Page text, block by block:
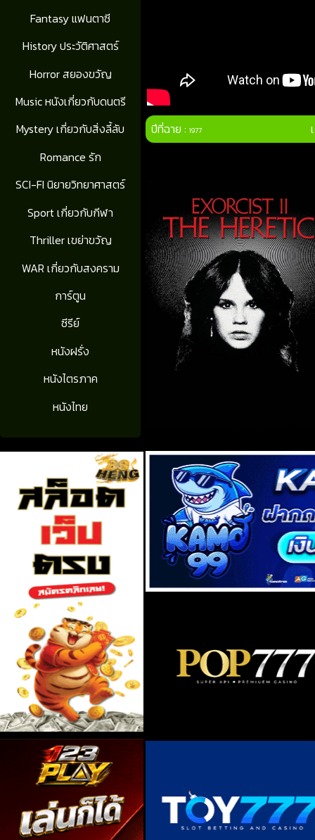
Fantasy แฟนตาซี
History ประวัติศาสตร์
Horror สยองขวัญ
Music หนังเกี่ยวกับดนตรี
Mystery เกี่ยวกับสิ่งลี้ลับ
Romance รัก
SCI-FI นิยายวิทยาศาสตร์
Sport เกี่ยวกับกีฬา
Thriller เขย่าขวัญ
WAR เกี่ยวกับสงคราม
การ์ตูน
ซีรีย์
หนังฝรั่ง
หนังไตรภาค
หนังไทย
ปีที่ฉาย :1977